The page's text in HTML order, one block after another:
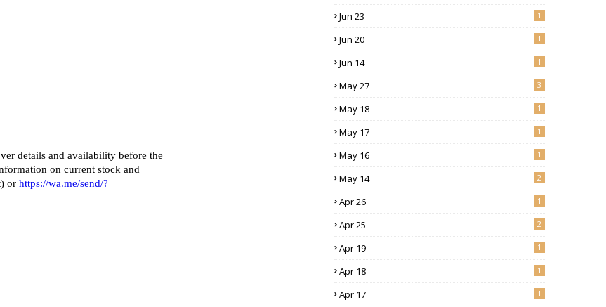
Jun 23 1
Jun 20 1
Jun 14 1
May 27 3
May 18 1
May 17 1
May 16 1
May 14 2
Apr 26 1
Apr 25 2
Apr 19 1
Apr 18 1
Apr 17 1